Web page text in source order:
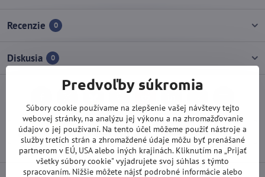
Recenzie 0
Diskusia 0
mail
Predchádzajúci produkt Nasledujúci produkt
Predvoľby súkromia
Súbory cookie používame na zlepšenie vašej návštevy tejto
webovej stránky, na analýzu jej výkonu a na zhromažďovanie
údajov o jej používaní. Na tento účel môžeme použiť nástroje a
služby tretích strán a zhromaždené údaje môžu byť prenášané
partnerom v EÚ, USA alebo iných krajinách. Kliknutím na „Prijať
všetky súbory cookie" vyjadrujete svoj súhlas s týmto
spracovaním. Nižšie môžete nájsť podrobné informácie alebo